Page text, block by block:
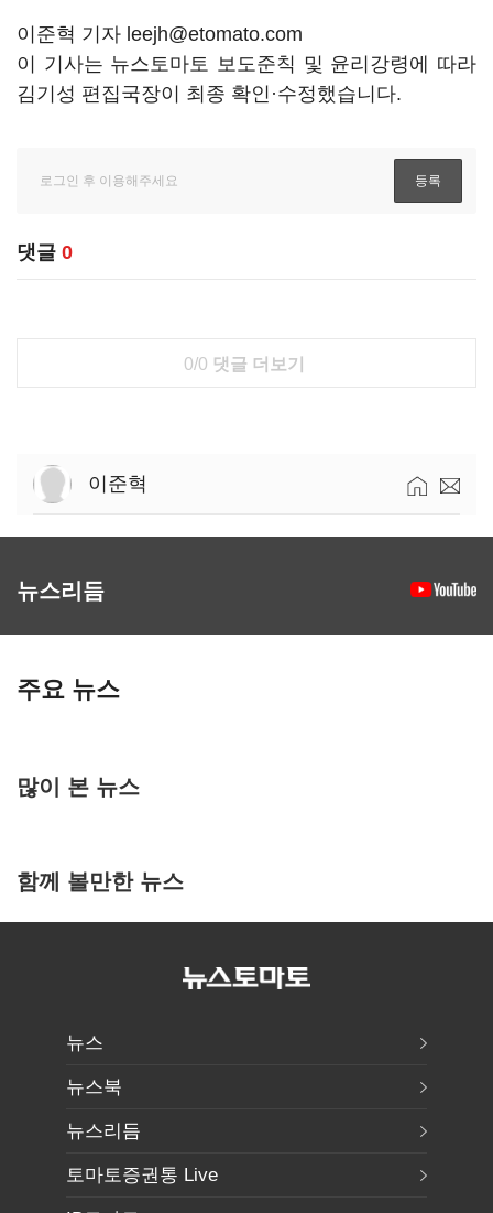
이준혁 기자 leejh@etomato.com
이 기사는 뉴스토마토 보도준칙 및 윤리강령에 따라
김기성 편집국장이 최종 확인·수정했습니다.
댓글 0
0/0 댓글 더보기
이준혁
뉴스리듬
주요 뉴스
많이 본 뉴스
함께 볼만한 뉴스
뉴스
뉴스북
뉴스리듬
토마토증권통 Live